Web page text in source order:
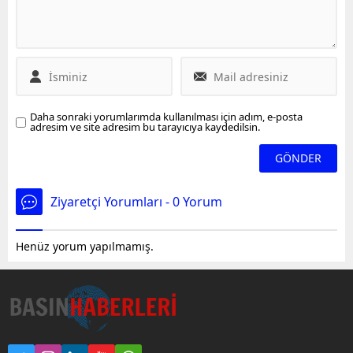
Daha sonraki yorumlarımda kullanılması için adım, e-posta
adresim ve site adresim bu tarayıcıya kaydedilsin.
Ziyaretçi Yorumları - 0 Yorum
Henüz yorum yapılmamış.